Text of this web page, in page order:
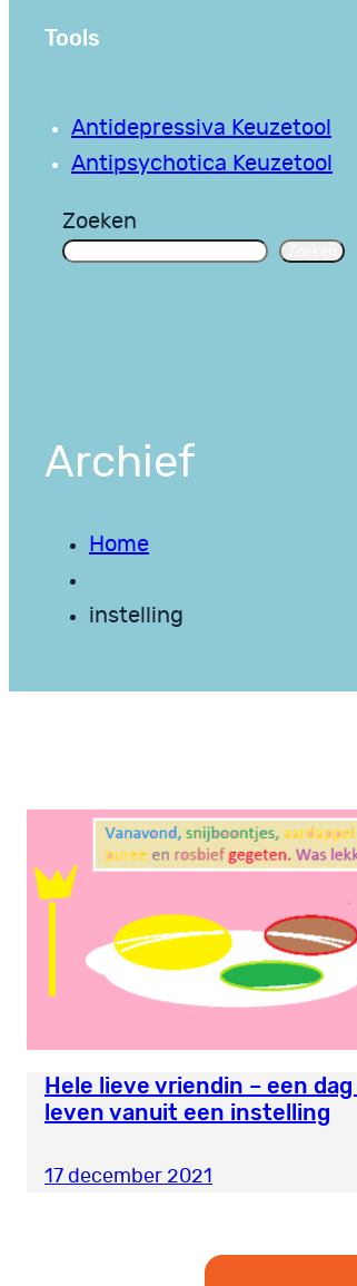
Tools
Antidepressiva Keuzetool
Antipsychotica Keuzetool
Zoeken
Archief
Home
instelling
Hele lieve vriendin – een
leven vanuit een instelling
17 december 2021